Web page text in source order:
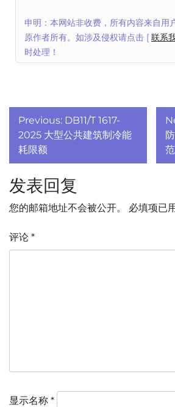
申明：本网站非收费，所有内容来自用
原作者所有。如涉及侵权请点击 [ 联系
时处理！
文
章
导
航
Previous: DB11/T 1617-
2025 大型公共建筑制冷能
耗限额
范
发表回复
您的邮箱地址不会被公开。 必填项已
评论 *
显示名称 *